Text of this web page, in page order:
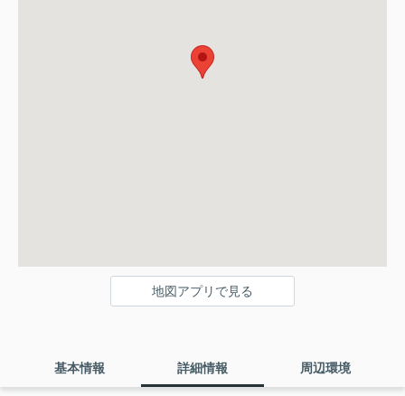
地図アプリで見る
基本情報 詳細情報 周辺環境